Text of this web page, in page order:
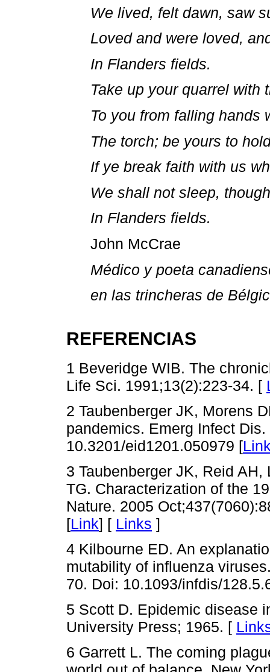
We lived, felt dawn, saw
Loved and were loved,
In Flanders fields.
Take up your quarrel with
To you from falling hands
The torch; be yours to
If ye break faith with us
We shall not sleep,
In Flanders fields.
John McCrae
Médico y poeta
en las trincheras de
REFERENCIAS
1 Beveridge WIB. The
Life Sci. 1991;13(2):223-34. [
2 Taubenberger JK, Morens
pandemics. Emerg Infect
10.3201/eid1201.050979 [
3 Taubenberger JK, Reid
TG. Characterization of the
Nature. 2005
[Link] [ Links ]
4 Kilbourne ED. An
mutability of influenza
70. Doi: 10.1093/infdis/
5 Scott D. Epidemic disease
University Press; 1965. [
6 Garrett L. The coming